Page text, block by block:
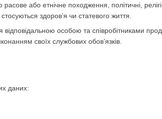
расове або етнічне походження, політичні,
здоров’я чи статевого життя.
особою та співробітниками
своїх службових обов’язків.
даних: